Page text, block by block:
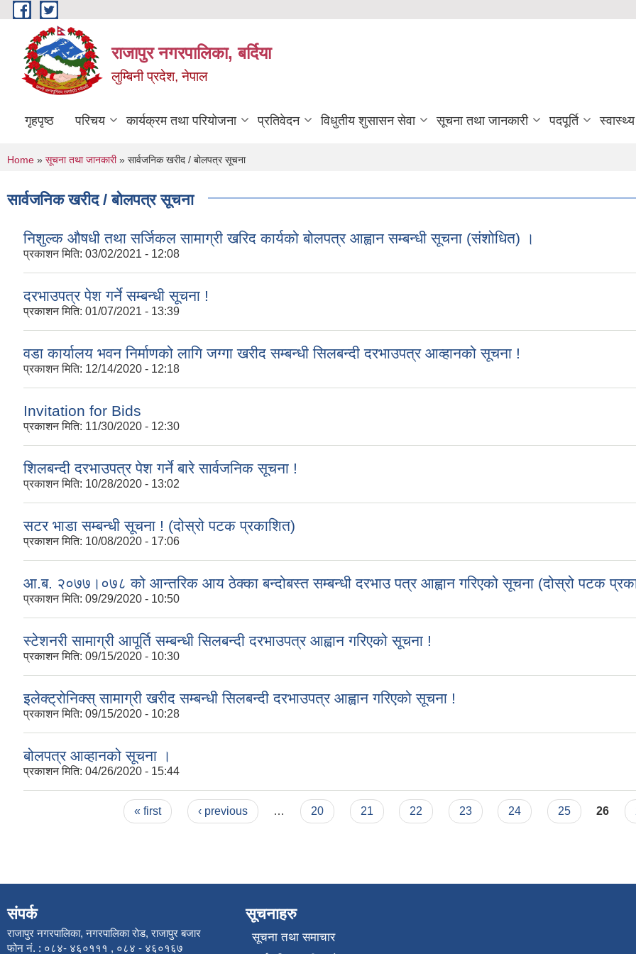
Skip to main content
राजापुर नगरपालिका, बर्दिया
लुम्बिनी प्रदेश, नेपाल
गृहपृष्ठ परिचय कार्यक्रम तथा परियोजना प्रतिवेदन विधुतीय शुसासन सेवा सूचना तथा जानकारी पदपूर्ति
You are here
Home » सूचना तथा जानकारी» सार्वजनिक खरीद / बोलपत्र सूचना
सार्वजनिक खरीद / बोलपत्र सूचना
निशुल्क औषधी तथा सर्जिकल सामाग्री खरिद कार्यको बोलपत्र आह्वान सम्बन्धी सूचना (संशोधित) ।
प्रकाशन मिति: 03/02/2021 - 12:08
दरभाउपत्र पेश गर्ने सम्बन्धी सूचना !
प्रकाशन मिति: 01/07/2021 - 13:39
वडा कार्यालय भवन निर्माणको लागि जग्गा खरीद सम्बन्धी सिलबन्दी दरभाउपत्र आव्हानको सूचना !
प्रकाशन मिति: 12/14/2020 - 12:18
Invitation for Bids
प्रकाशन मिति: 11/30/2020 - 12:30
शिलबन्दी दरभाउपत्र पेश गर्ने बारे सार्वजनिक सूचना !
प्रकाशन मिति: 10/28/2020 - 13:02
सटर भाडा सम्बन्धी सूचना ! (दोस्रो पटक प्रकाशित)
प्रकाशन मिति: 10/08/2020 - 17:06
आ.ब. २०७७।०७८ को आन्तरिक आय ठेक्का बन्दोबस्त सम्बन्धी दरभाउ पत्र आह्वान गरिएको सूचना (दोस्रो पटक
प्रकाशन मिति: 09/29/2020 - 10:50
स्टेशनरी सामाग्री आपूर्ति सम्बन्धी सिलबन्दी दरभाउपत्र आह्वान गरिएको सूचना !
प्रकाशन मिति: 09/15/2020 - 10:30
इलेक्ट्रोनिक्स् सामाग्री खरीद सम्बन्धी सिलबन्दी दरभाउपत्र आह्वान गरिएको सूचना !
प्रकाशन मिति: 09/15/2020 - 10:28
बोलपत्र आव्हानको सूचना ।
प्रकाशन मिति: 04/26/2020 - 15:44
« first ‹ previous … 20 21 22 23 24 25 26
संपर्क
राजापुर नगरपालिका, नगरपालिका राेड, राजापुर बजार
फोन नं. : ०८४- ४६०१११ , ०८४ - ४६०१६७
सूचनाहरु
सूचना तथा समाचार